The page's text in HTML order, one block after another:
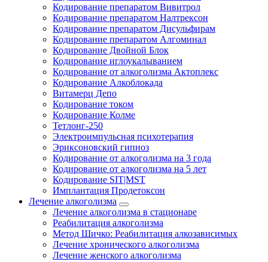
Кодирование препаратом Вивитрол
Кодирование препаратом Налтрексон
Кодирование препаратом Дисульфирам
Кодирование препаратом Алгоминал
Кодирование Двойной Блок
Кодирование иглоукалыванием
Кодирование от алкоголизма Актоплекс
Кодирование Алкоблокада
Витамерц Депо
Кодирование током
Кодирование Колме
Тетлонг-250
Электроимпульсная психотерапия
Эриксоновский гипноз
Кодирование от алкоголизма на 3 года
Кодирование от алкоголизма на 5 лет
Кодирование SIT|MST
Имплантация Продетоксон
Лечение алкоголизма
Лечение алкоголизма в стационаре
Реабилитация алкоголизма
Метод Шичко: Реабилитация алкозависимых
Лечение хронического алкоголизма
Лечение женского алкоголизма